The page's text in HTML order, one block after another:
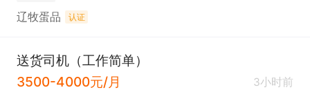
辽牧蛋品 认证
送货司机（工作简单）
3500-4000元/月
3小时前